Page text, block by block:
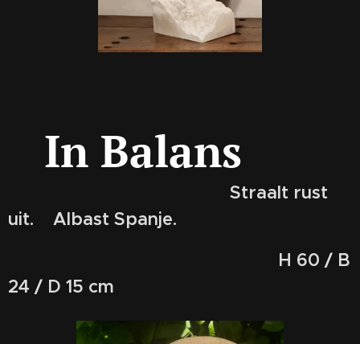
In Balans
Straalt rust
uit. Albast Spanje.
H 60 / B
24 / D 15 cm